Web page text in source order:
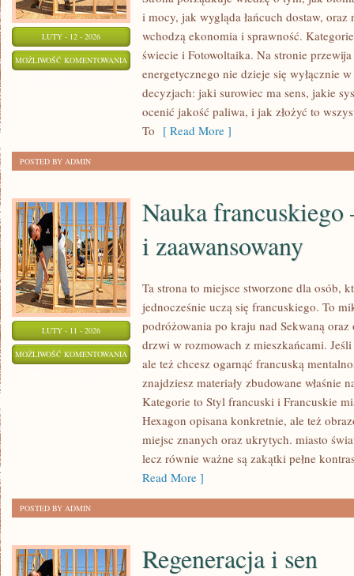
LUTY - 12 - 2026
MOŻLIWOŚĆ KOMENTOWANIA ENERGIA
FUZYJNA
i mocy, jak wygląda łańcuch dostaw,
wchodzą ekonomia i sprawność.
świecie i Fotowoltaika. Na stronie
energetycznego nie dzieje się wyłącznie
decyzjach: jaki surowiec ma sens, jakie
ocenić jakość paliwa, i jak złożyć to
To [ Read More ]
POSTED BY ADMIN
LUTY - 11 - 2026
MOŻLIWOŚĆ KOMENTOWANIA
ZAAWANSOWANY
Nauka
i zaawansowany
Ta strona to miejsce stworzone dla osób,
jednocześnie uczą się francuskiego. To
podróżowania po kraju nad Sekwaną
drzwi w rozmowach z mieszkańcami.
ale też chcesz ogarnąć francuską
znajdziesz materiały zbudowane właśnie
Kategorie to Styl francuski i Francuskie
Hexagon opisana konkretnie, ale też
miejsc znanych oraz ukrytych. miasto
lecz równie ważne są zakątki pełne
Read More ]
POSTED BY ADMIN
Regeneracja i sen